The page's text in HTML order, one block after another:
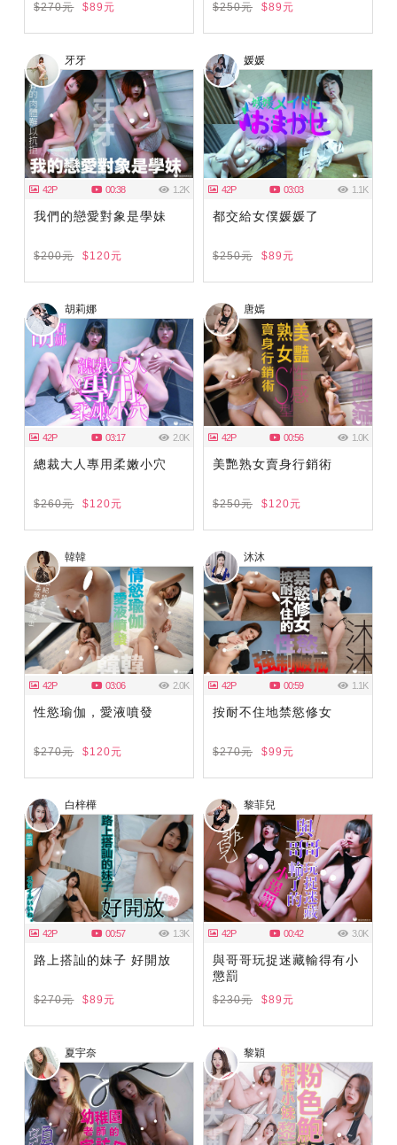
$270元 $89元 $250元 $89元
牙牙
42P 00:38 1.2K
我們的戀愛對象是學妹
$200元 $120元
媛媛
42P 03:03 1.1K
都交給女僕媛媛了
$250元 $89元
胡莉娜
42P 03:17 2.0K
總裁大人專用柔嫩小穴
$260元 $120元
唐嫣
42P 00:56 1.0K
美艷熟女賣身行銷術
$250元 $120元
韓韓
42P 03:06 2.0K
性慾瑜伽，愛液噴發
$270元 $120元
沐沐
42P 00:59 1.1K
按耐不住地禁慾修女
$270元 $99元
白梓樺
42P 00:57 1.3K
路上搭訕的妹子 好開放
$270元 $89元
黎菲兒
42P 00:42 3.0K
與哥哥玩捉迷藏輸得有小
懲罰
$230元 $89元
夏宇奈 黎穎